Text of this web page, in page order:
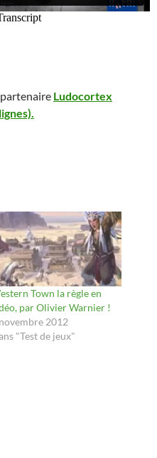
Ludocortex
Town la règle en
par Olivier Warnier !
2012
"Test de jeux"